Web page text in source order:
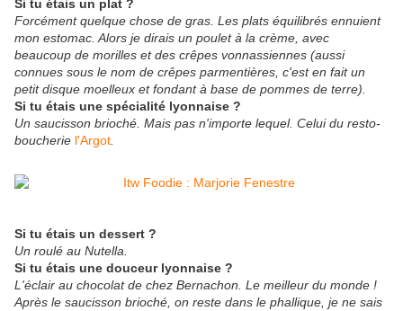
Si tu étais un plat ?
Forcément quelque chose de gras. Les plats équilibrés ennuient
mon estomac. Alors je dirais un poulet à la crème, avec
beaucoup de morilles et des crêpes vonnassiennes (aussi
connues sous le nom de crêpes parmentières, c'est en fait un
petit disque moelleux et fondant à base de pommes de terre).
Si tu étais une spécialité lyonnaise ?
Un saucisson brioché. Mais pas n'importe lequel. Celui du resto-
boucherie l'Argot
Si tu étais un dessert ?
Un roulé au Nutella.
Si tu étais une douceur lyonnaise ?
L'éclair au chocolat de chez Bernachon. Le meilleur du monde !
Après le saucisson brioché, on reste dans le phallique, je ne sais